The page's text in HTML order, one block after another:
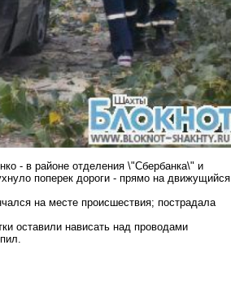
- в районе отделения \"Сбербанка\" и
поперек дороги - прямо на движущийся
на месте происшествия; пострадала
оставили нависать над проводами